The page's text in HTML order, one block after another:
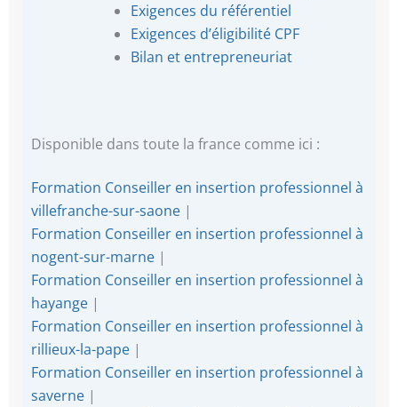
Exigences du référentiel
Exigences d’éligibilité CPF
Bilan et entrepreneuriat
Disponible dans toute la france comme ici :
Formation Conseiller en insertion professionnel à
villefranche-sur-saone |
Formation Conseiller en insertion professionnel à
nogent-sur-marne |
Formation Conseiller en insertion professionnel à
hayange |
Formation Conseiller en insertion professionnel à
rillieux-la-pape |
Formation Conseiller en insertion professionnel à
saverne |